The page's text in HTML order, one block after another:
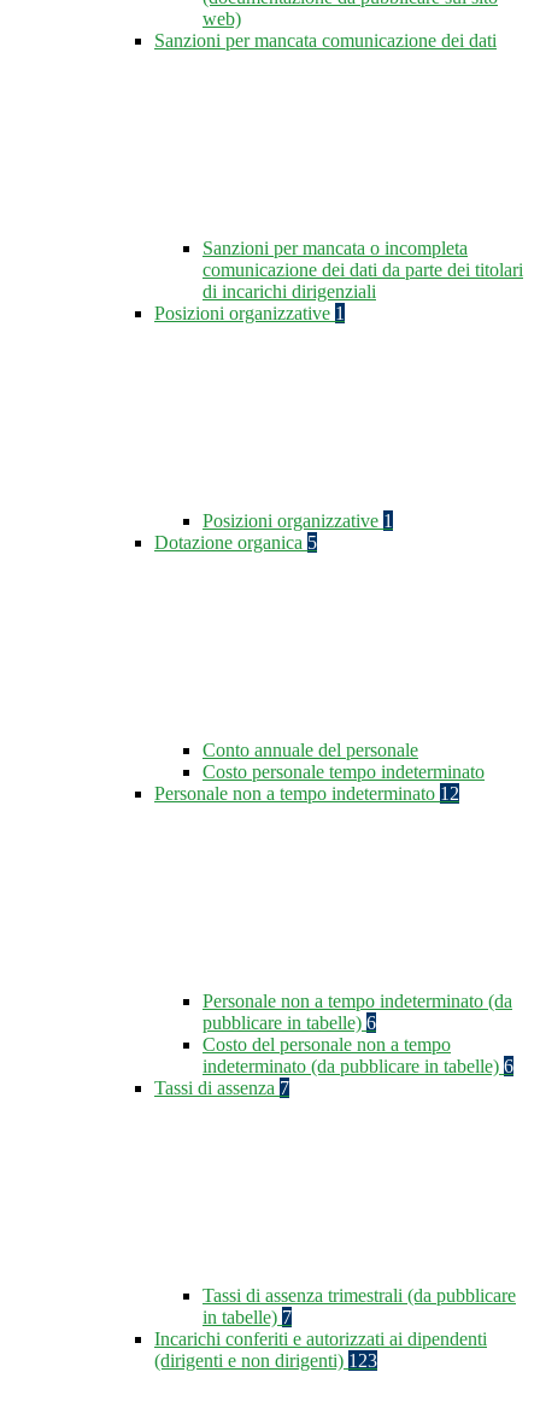
web)
Sanzioni per mancata comunicazione dei dati
Sanzioni per mancata o incompleta
comunicazione dei dati da parte dei titolari
di incarichi dirigenziali
Posizioni organizzative 1
Posizioni organizzative 1
Dotazione organica 5
Conto annuale del personale
Costo personale tempo indeterminato
Personale non a tempo indeterminato 12
Personale non a tempo indeterminato (da
pubblicare in tabelle) 6
Costo del personale non a tempo
indeterminato (da pubblicare in tabelle) 6
Tassi di assenza 7
Tassi di assenza trimestrali (da pubblicare
in tabelle) 7
Incarichi conferiti e autorizzati ai dipendenti
(dirigenti e non dirigenti) 123